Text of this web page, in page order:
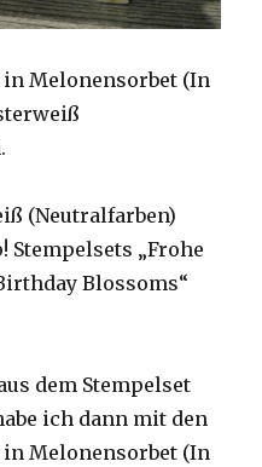
Melonensorbet (In
(Neutralfarben)
Stempelsets „Frohe
Blossoms“
dem Stempelset
ich dann mit den
Melonensorbet (In